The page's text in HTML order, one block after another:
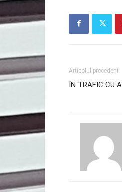
Articolul precedent
ÎN TRAFIC CU